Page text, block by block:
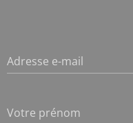
Adresse e-mail
Votre prénom